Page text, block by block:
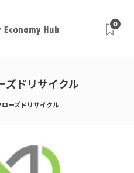
0
ズドリサイクル
ローズドリサイクル